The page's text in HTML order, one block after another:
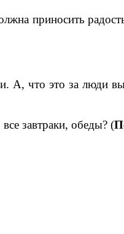
приносить
что это за люди вы
завтраки, обеды? (